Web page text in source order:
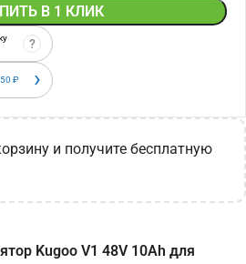
В 1 КЛИК
?
₽ ›
и получите бесплатную
Kugoo V1 48V 10Ah для